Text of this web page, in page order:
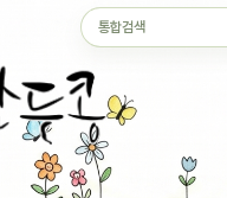
통합검색